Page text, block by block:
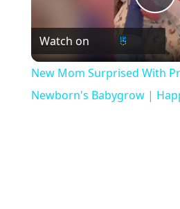
Watch on
New Mom Surprised With
Newborn's Babygrow |